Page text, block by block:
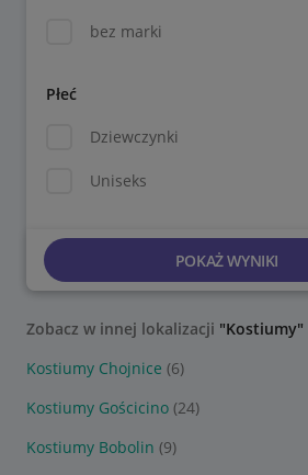
bez marki
Płeć
Dziewczynki
Uniseks
POKAŻ WYNIKI
Zobacz w innej lokalizacji "Kostiumy"
Kostiumy Chojnice (6)
Kostiumy Gościcino (24)
Kostiumy Bobolin (9)